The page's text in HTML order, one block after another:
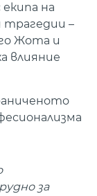
на
трагедии –
Жота и
влияние
за